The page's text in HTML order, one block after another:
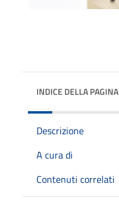
INDICE DELLA PAGINA
Descrizione
A cura di
Contenuti correlati